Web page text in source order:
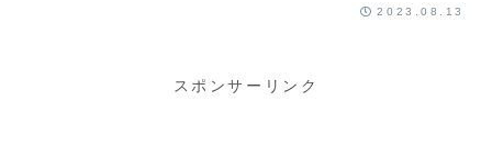
2023.08.13
スポンサーリンク